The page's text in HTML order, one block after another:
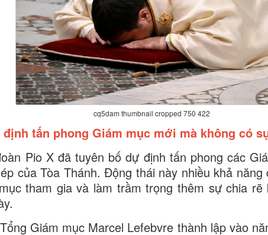
cq5dam thumbnail cropped 750 422
tấn phong Giám mục mới mà không có
Pio X đã tuyên bố dự định tấn phong các
của Tòa Thánh. Động thái này nhiều khả
tham gia và làm trầm trọng thêm sự chia
Giám mục Marcel Lefebvre thành lập vào